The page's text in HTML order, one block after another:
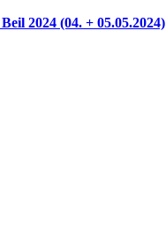
2024 (04. + 05.05.2024)